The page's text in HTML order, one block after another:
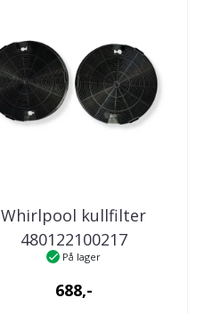
Whirlpool kullfilter
480122100217
kjøkkenventilator
På lager
688,-